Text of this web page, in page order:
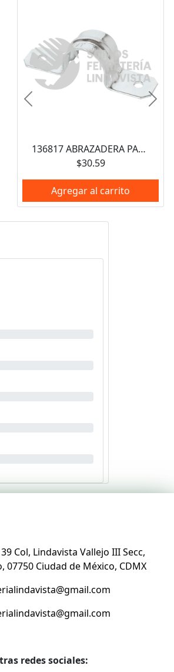
136817 ABRAZADERA PARA TUBO TIPO OMEGA 1", 10 PIEZAS SURTEK
$30.59
Agregar al carrito
Anterior
Col, Lindavista Vallejo III Secc,
07750 Ciudad de México, CDMX
redes sociales: